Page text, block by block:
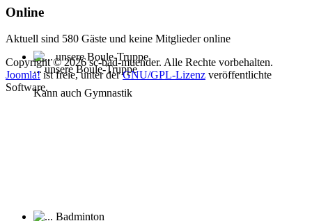
... unsere Boule-Truppe
Kann auch Gymnastik
Online
Aktuell sind 580 Gäste und keine Mitglieder online
Copyright © 2026 sc-bad-muender. Alle Rechte vorbehalten.
Joomla!ist freie, unter derGNU/GPL-Lizenz veröffentlichte
Software.